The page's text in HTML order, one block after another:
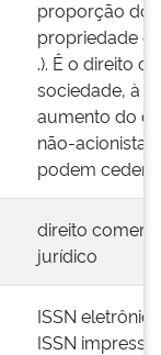
proporção do
propriedade
.). Ê o direito
sociedade, à
aumento do
não-
podem ceder
direito
jurídico
ISSN
ISSN